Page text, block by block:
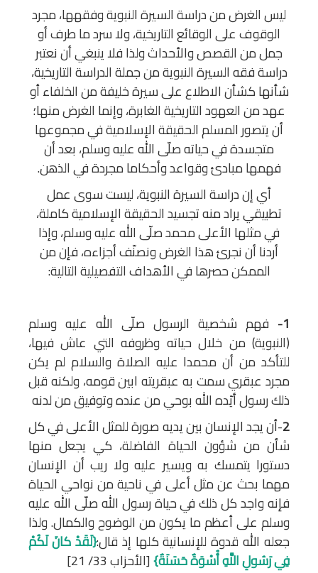
ليس الغرض من دراسة السيرة النبوية وفقهها، مجرد
الوقوف على الوقائع التاريخية، ولا سرد ما طرف أو
جمل من القصص والأحداث ولذا فلا ينبغي أن نعتبر
دراسة فقه السيرة النبوية من جملة الدراسة التاريخية،
شأنها كشأن الاطلاع على سيرة خليفة من الخلفاء أو
عهد من العهود التاريخية الغابرة، وإنما الغرض منها؛
أن يتصور المسلم الحقيقة الإسلامية في مجموعها
متجسدة في حياته صلّى الله عليه وسلم، بعد أن
فهمها مبادئ وقواعد وأحكاما مجردة في الذهن.
أي إن دراسة السيرة النبوية، ليست سوى عمل
تطبيقي يراد منه تجسيد الحقيقة الإسلامية كاملة،
في مثلها الأعلى محمد صلّى الله عليه وسلم، وإذا
أردنا أن نجرئ هذا الغرض ونصنّف أجزاءه، فإن من
الممكن حصرها في الأهداف التفصيلية التالية:
1-
فهم شخصية الرسول صلّى الله عليه وسلم
(النبوية) من خلال حياته وظروفه التي عاش فيها،
للتأكد من أن محمدا عليه الصلاة والسلام لم يكن
مجرد عبقري سمت به عبقريته ابين قومه، ولكنه قبل
ذلك رسول أيّده الله بوحي من عنده وتوفيق من لدنه
2-أن يجد الإنسان بين يديه صورة للمثل الأعلى في كل
شأن من شؤون الحياة الفاضلة، كي يجعل منها
دستورا يتمسك به ويسير عليه ولا ريب أن الإنسان
مهما بحث عن مثل أعلى في ناحية من نواحي الحياة
فإنه واجد كل ذلك في حياة رسول الله صلّى الله عليه
وسلم على أعظم ما يكون من الوضوح والكمال. ولذا
جعله الله قدوة للإنسانية كلها إذ قال:{لَقَدْ كانَ لَكُمْ
فِي رَسُولِ اللَّهِ أُسْوَةٌ حَسَنَةٌ}[الأحزاب 33/ 21]